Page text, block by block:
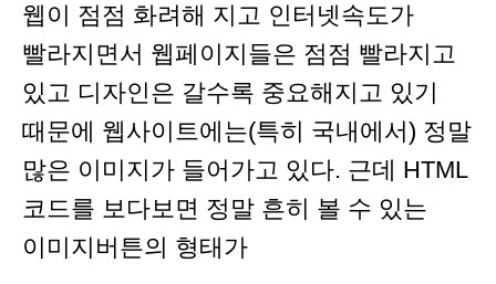
웹이 점점 화려해 지고 인터넷속도가
빨라지면서 웹페이지들은 점점 빨라지고
있고 디자인은 갈수록 중요해지고 있기
때문에 웹사이트에는(특히 국내에서) 정말
많은 이미지가 들어가고 있다. 근데 HTML
코드를 보다보면 정말 흔히 볼 수 있는
이미지버튼의 형태가